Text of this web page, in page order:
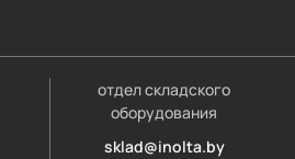
отдел складского
оборудования
sklad@inolta.by